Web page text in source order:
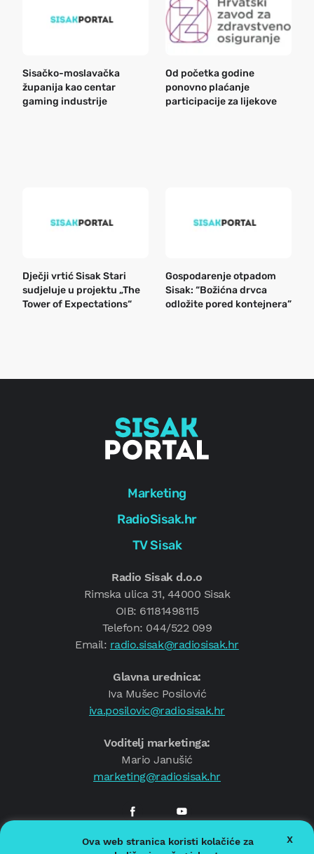
Sisačko-moslavačka
županija kao centar
gaming industrije
Od početka godine
ponovno plaćanje
participacije za lijekove
Dječji vrtić Sisak Stari
sudjeluje u projektu „The
Tower of Expectations“
Gospodarenje otpadom
Sisak: “Božićna drvca
odložite pored kontejnera”
Marketing
RadioSisak.hr
TV Sisak
Radio Sisak d.o.o
Rimska ulica 31, 44000 Sisak
OIB: 61181498115
Telefon: 044/522 099
Email: radio.sisak@radiosisak.hr
Glavna urednica:
Iva Mušec Posilović
iva.posilovic@radiosisak.hr
Voditelj marketinga:
Mario Janušić
marketing@radiosisak.hr
© 2026.Radio Sisak
Ova web stranica koristi kolačiće za
X